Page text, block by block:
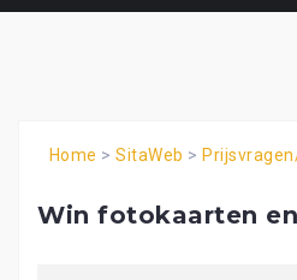
Home > SitaWeb >
Win fotokaarten